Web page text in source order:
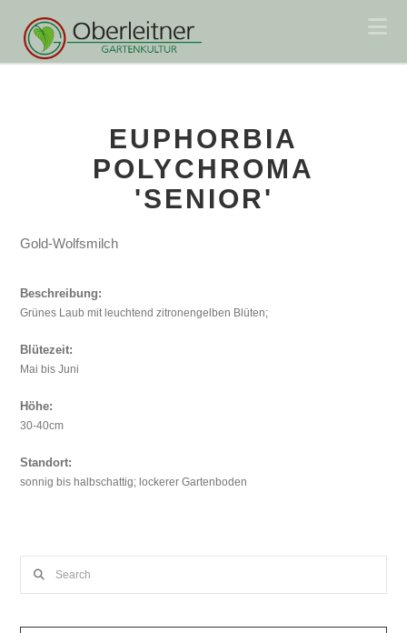
EUPHORBIA
POLYCHROMA
'SENIOR'
Gold-Wolfsmilch
Beschreibung:
Grünes Laub mit leuchtend zitronengelben Blüten;
Blütezeit:
Mai bis Juni
Höhe:
30-40cm
Standort:
sonnig bis halbschattig; lockerer Gartenboden